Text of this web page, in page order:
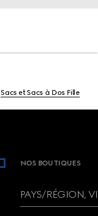
Sacs et Sacs à Dos Fille
NOS BOUTIQUES
PAYS/RÉGION,